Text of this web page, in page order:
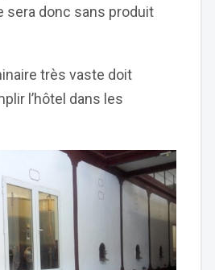
sera donc sans produit
très vaste doit
l’hôtel dans les